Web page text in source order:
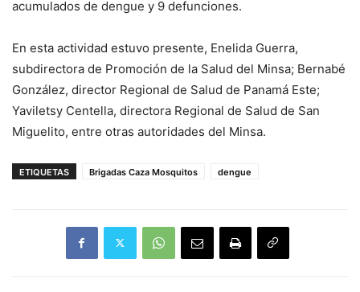
acumulados de dengue y 9 defunciones.
En esta actividad estuvo presente, Enelida Guerra,
subdirectora de Promoción de la Salud del Minsa; Bernabé
González, director Regional de Salud de Panamá Este;
Yaviletsy Centella, directora Regional de Salud de San
Miguelito, entre otras autoridades del Minsa.
ETIQUETAS Brigadas Caza Mosquitos dengue